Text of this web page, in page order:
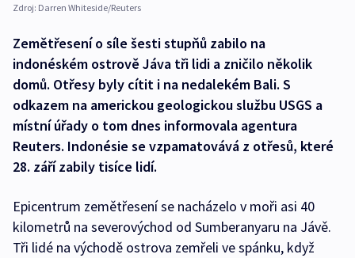
Zdroj: Darren Whiteside/Reuters
Zemětřesení o síle šesti stupňů zabilo na
indonéském ostrově Jáva tři lidi a zničilo několik
domů. Otřesy byly cítit i na nedalekém Bali. S
odkazem na americkou geologickou službu USGS a
místní úřady o tom dnes informovala agentura
Reuters. Indonésie se vzpamatovává z otřesů, které
28. září zabily tisíce lidí.
Epicentrum zemětřesení se nacházelo v moři asi 40
kilometrů na severovýchod od Sumberanyaru na Jávě.
Tři lidé na východě ostrova zemřeli ve spánku, když